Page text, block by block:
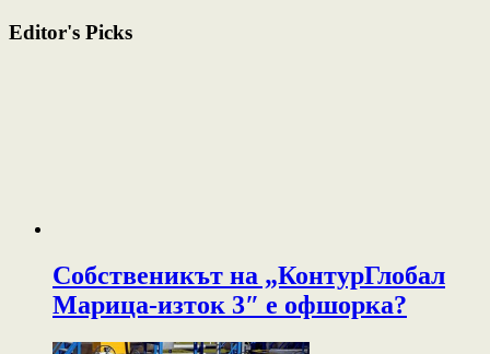
Editor's Picks
Собственикът на „КонтурГлобал
Марица-изток 3″ е офшорка?